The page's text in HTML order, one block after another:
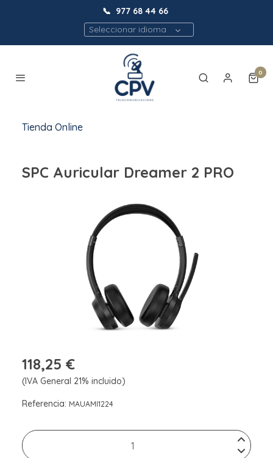
📞 977 68 44 66
Seleccionar idioma
0
Tienda Online
SPC Auricular Dreamer 2 PRO
118,25 €
(IVA General 21% incluido)
Referencia: MAUAMI1224